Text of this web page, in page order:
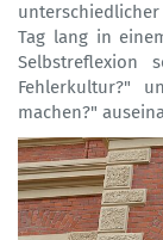
Tag lang in
Selbstreflexion
Fehlerkultur?"
machen?"